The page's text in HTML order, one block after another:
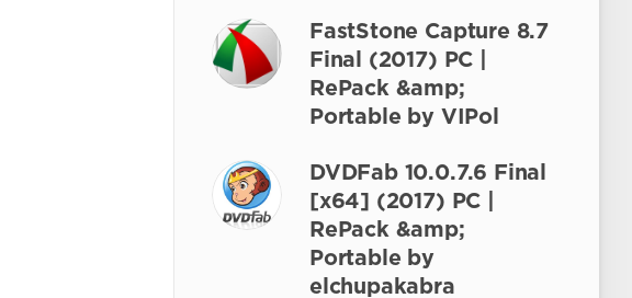
FastStone Capture 8.7
Final (2017) РС |
RePack &amp;
Portable by VIPol
DVDFab 10.0.7.6 Final
[x64] (2017) PC |
RePack &amp;
Portable by
elchupakabra